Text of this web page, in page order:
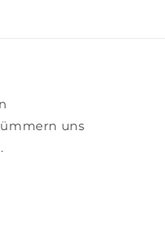
uns